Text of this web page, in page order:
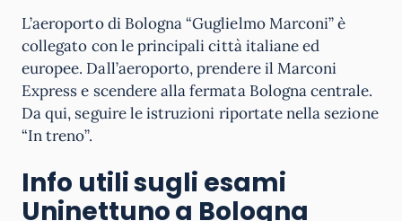
L’aeroporto di Bologna “Guglielmo Marconi” è
collegato con le principali città italiane ed
europee. Dall’aeroporto, prendere il Marconi
Express e scendere alla fermata Bologna centrale.
Da qui, seguire le istruzioni riportate nella sezione
“In treno”.
Info utili sugli esami
Uninettuno a Bologna